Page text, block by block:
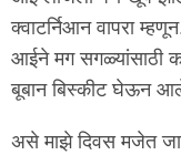
क्वाटर्निआन वापरा
आईने मग सगळ्यांसाठी
बूबान बिस्कीट घेऊन
असे माझे दिवस मजेत